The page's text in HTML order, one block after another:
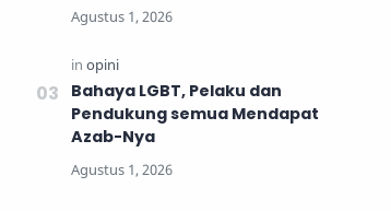
Bahaya LGBT, Pelaku dan
Pendukung semua Mendapat
Azab-Nya